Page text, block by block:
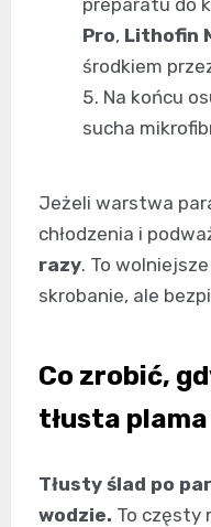
Pro, Lithofin
środkiem
Na końcu
sucha
Jeżeli warstwa
chłodzenia i
razy. To
skrobanie, ale
Co zrobić,
tłusta plama
Tłusty ślad po
wodzie. To częsty